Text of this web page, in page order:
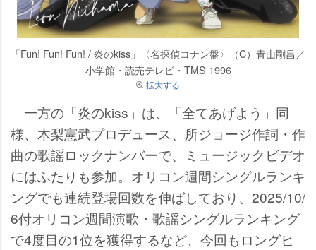
「Fun! Fun! Fun! / 炎のkiss」〈名探偵コナン盤〉（C）青山剛昌／
小学館・読売テレビ・TMS 1996
拡大する
一方の「炎のkiss」は、「全てあげよう」同
様、木梨憲武プロデュース、所ジョージ作詞・作
曲の歌謡ロックナンバーで、ミュージックビデオ
にはふたりも参加。オリコン週間シングルランキ
ングでも連続登場回数を伸ばしており、2025/10/
6付オリコン週間演歌・歌謡シングルランキング
で4度目の1位を獲得するなど、今回もロングヒ